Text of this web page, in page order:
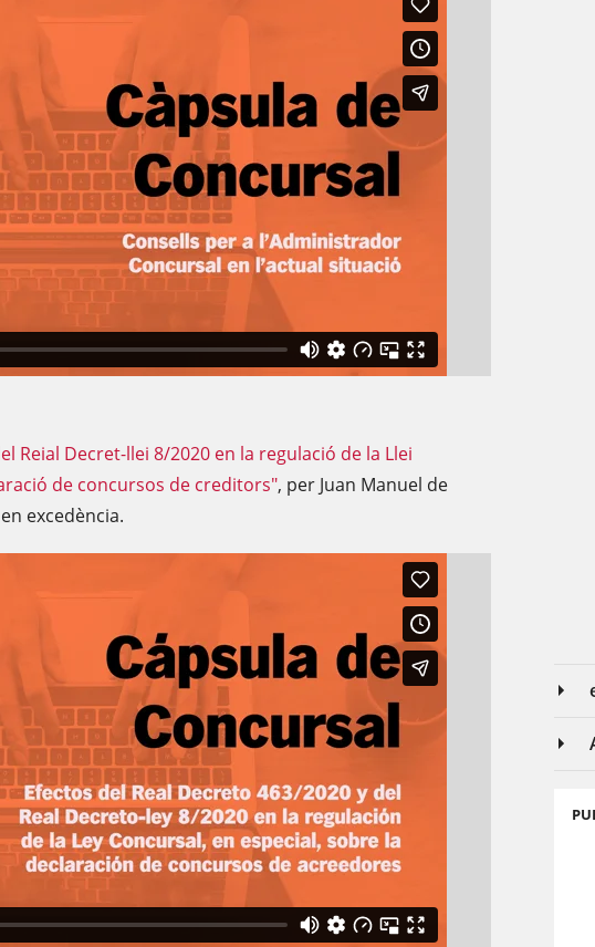
Reial Decret-llei 8/2020 en la regulació de la Llei
de concursos de creditors", per Juan Manuel de
excedència.